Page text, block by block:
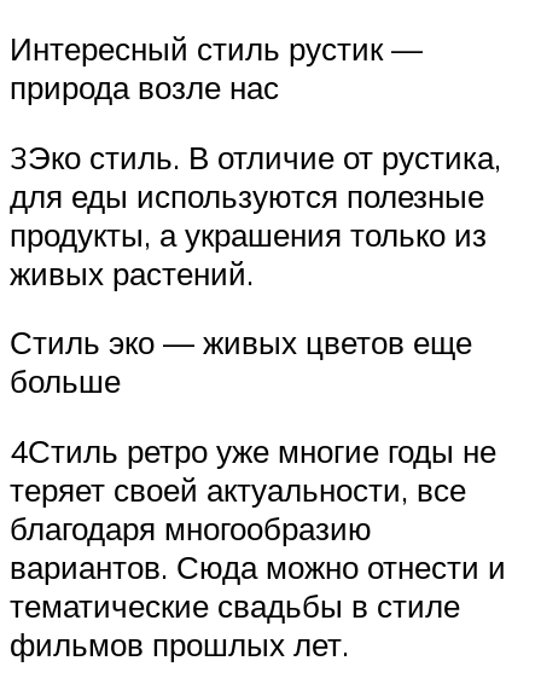
Интересный стиль рустик —
природа возле нас
3Эко стиль. В отличие от рустика,
для еды используются полезные
продукты, а украшения только из
живых растений.
Стиль эко — живых цветов еще
больше
4Стиль ретро уже многие годы не
теряет своей актуальности, все
благодаря многообразию
вариантов. Сюда можно отнести и
тематические свадьбы в стиле
фильмов прошлых лет.